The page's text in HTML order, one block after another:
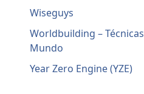
Wiseguys
Worldbuilding –
Mundo
Year Zero Engine (YZE)